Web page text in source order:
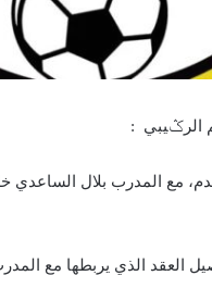
الرݣيبي :
مع المدرب بلال الساعدي
العقد الذي يربطها مع